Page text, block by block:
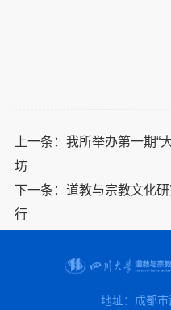
上一条： 我所举办第一期“
坊
下一条： 道教与宗教文化
行
地址：成都